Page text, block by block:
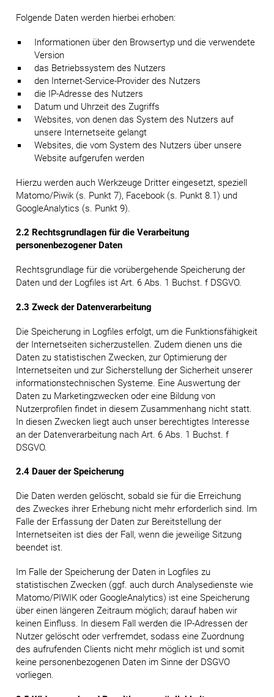
Folgende Daten werden hierbei erhoben:
Informationen über den Browsertyp und die verwendete
Version
das Betriebssystem des Nutzers
den Internet-Service-Provider des Nutzers
die IP-Adresse des Nutzers
Datum und Uhrzeit des Zugriffs
Websites, von denen das System des Nutzers auf
unsere Internetseite gelangt
Websites, die vom System des Nutzers über unsere
Website aufgerufen werden
Hierzu werden auch Werkzeuge Dritter eingesetzt, speziell
Matomo/Piwik (s. Punkt 7), Facebook (s. Punkt 8.1) und
GoogleAnalytics (s. Punkt 9).
2.2 Rechtsgrundlagen für die Verarbeitung
personenbezogener Daten
Rechtsgrundlage für die vorübergehende Speicherung der
Daten und der Logfiles ist Art. 6 Abs. 1 Buchst. f DSGVO.
2.3 Zweck der Datenverarbeitung
Die Speicherung in Logfiles erfolgt, um die Funktionsfähigkeit
der Internetseiten sicherzustellen. Zudem dienen uns die
Daten zu statistischen Zwecken, zur Optimierung der
Internetseiten und zur Sicherstellung der Sicherheit unserer
informationstechnischen Systeme. Eine Auswertung der
Daten zu Marketingzwecken oder eine Bildung von
Nutzerprofilen findet in diesem Zusammenhang nicht statt.
In diesen Zwecken liegt auch unser berechtigtes Interesse
an der Datenverarbeitung nach Art. 6 Abs. 1 Buchst. f
DSGVO.
2.4 Dauer der Speicherung
Die Daten werden gelöscht, sobald sie für die Erreichung
des Zweckes ihrer Erhebung nicht mehr erforderlich sind. Im
Falle der Erfassung der Daten zur Bereitstellung der
Internetseiten ist dies der Fall, wenn die jeweilige Sitzung
beendet ist.
Im Falle der Speicherung der Daten in Logfiles zu
statistischen Zwecken (ggf. auch durch Analysedienste wie
Matomo/PIWIK oder GoogleAnalytics) ist eine Speicherung
über einen längeren Zeitraum möglich; darauf haben wir
keinen Einfluss. In diesem Fall werden die IP-Adressen der
Nutzer gelöscht oder verfremdet, sodass eine Zuordnung
des aufrufenden Clients nicht mehr möglich ist und somit
keine personenbezogenen Daten im Sinne der DSGVO
vorliegen.